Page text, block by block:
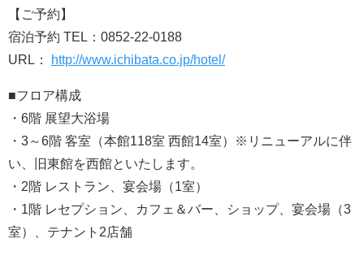
【ご予約】
宿泊予約 TEL：0852-22-0188
URL：
http://www.ichibata.co.jp/hotel/
■フロア構成
・6階 展望大浴場
・3～6階 客室（本館118室 西館14室）※リニューアルに伴
い、旧東館を西館といたします。
・2階 レストラン、宴会場（1室）
・1階 レセプション、カフェ＆バー、ショップ、宴会場（3
室）、テナント2店舗